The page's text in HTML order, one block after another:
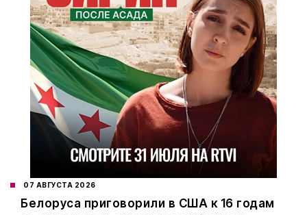
07 АВГУСТА 2026
Белоруса приговорили в США к 16 годам